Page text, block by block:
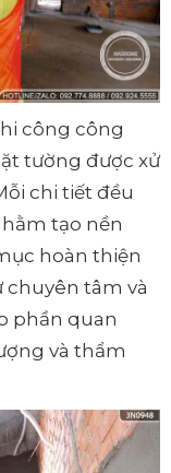
công công
tường được xử
chi tiết đều
tạo nền
hoàn thiện
chuyên tâm và
phần quan
và thẩm